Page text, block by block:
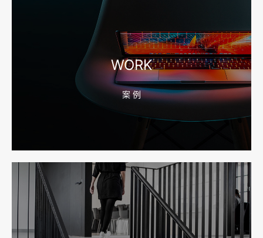
宁波高端网站建设公司推荐，移动端验收别放到最后
宁波网站建设报价怎么看？合同、源码和后台要先写清
2026-08-04 17:55:09
宁波制造业网站建设公司怎么选？先看产品询盘字段
WORK
案 例